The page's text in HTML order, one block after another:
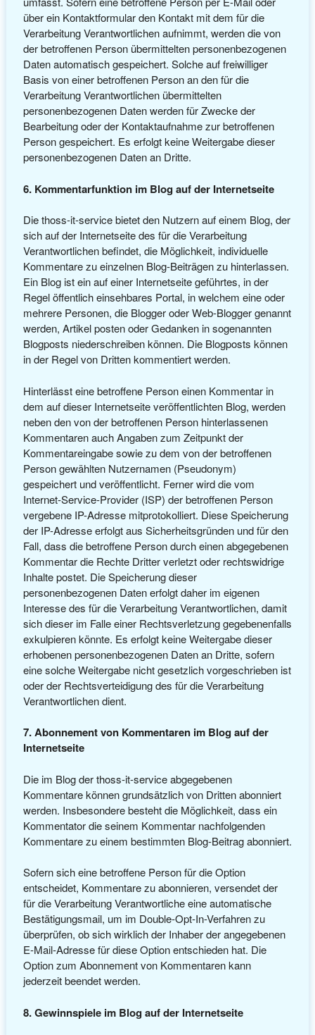
über ein Kontaktformular den Kontakt mit dem für die
Verarbeitung Verantwortlichen aufnimmt, werden die von
der betroffenen Person übermittelten personenbezogenen
Daten automatisch gespeichert. Solche auf freiwilliger
Basis von einer betroffenen Person an den für die
Verarbeitung Verantwortlichen übermittelten
personenbezogenen Daten werden für Zwecke der
Bearbeitung oder der Kontaktaufnahme zur betroffenen
Person gespeichert. Es erfolgt keine Weitergabe dieser
personenbezogenen Daten an Dritte.
6. Kommentarfunktion im Blog auf der Internetseite
Die thoss-it-service bietet den Nutzern auf einem Blog, der
sich auf der Internetseite des für die Verarbeitung
Verantwortlichen befindet, die Möglichkeit, individuelle
Kommentare zu einzelnen Blog-Beiträgen zu hinterlassen.
Ein Blog ist ein auf einer Internetseite geführtes, in der
Regel öffentlich einsehbares Portal, in welchem eine oder
mehrere Personen, die Blogger oder Web-Blogger genannt
werden, Artikel posten oder Gedanken in sogenannten
Blogposts niederschreiben können. Die Blogposts können
in der Regel von Dritten kommentiert werden.
Hinterlässt eine betroffene Person einen Kommentar in
dem auf dieser Internetseite veröffentlichten Blog, werden
neben den von der betroffenen Person hinterlassenen
Kommentaren auch Angaben zum Zeitpunkt der
Kommentareingabe sowie zu dem von der betroffenen
Person gewählten Nutzernamen (Pseudonym)
gespeichert und veröffentlicht. Ferner wird die vom
Internet-Service-Provider (ISP) der betroffenen Person
vergebene IP-Adresse mitprotokolliert. Diese Speicherung
der IP-Adresse erfolgt aus Sicherheitsgründen und für den
Fall, dass die betroffene Person durch einen abgegebenen
Kommentar die Rechte Dritter verletzt oder rechtswidrige
Inhalte postet. Die Speicherung dieser
personenbezogenen Daten erfolgt daher im eigenen
Interesse des für die Verarbeitung Verantwortlichen, damit
sich dieser im Falle einer Rechtsverletzung gegebenenfalls
exkulpieren könnte. Es erfolgt keine Weitergabe dieser
erhobenen personenbezogenen Daten an Dritte, sofern
eine solche Weitergabe nicht gesetzlich vorgeschrieben ist
oder der Rechtsverteidigung des für die Verarbeitung
Verantwortlichen dient.
7. Abonnement von Kommentaren im Blog auf der
Internetseite
Die im Blog der thoss-it-service abgegebenen
Kommentare können grundsätzlich von Dritten abonniert
werden. Insbesondere besteht die Möglichkeit, dass ein
Kommentator die seinem Kommentar nachfolgenden
Kommentare zu einem bestimmten Blog-Beitrag abonniert.
Sofern sich eine betroffene Person für die Option
entscheidet, Kommentare zu abonnieren, versendet der
für die Verarbeitung Verantwortliche eine automatische
Bestätigungsmail, um im Double-Opt-In-Verfahren zu
überprüfen, ob sich wirklich der Inhaber der angegebenen
E-Mail-Adresse für diese Option entschieden hat. Die
Option zum Abonnement von Kommentaren kann
jederzeit beendet werden.
8. Gewinnspiele im Blog auf der Internetseite